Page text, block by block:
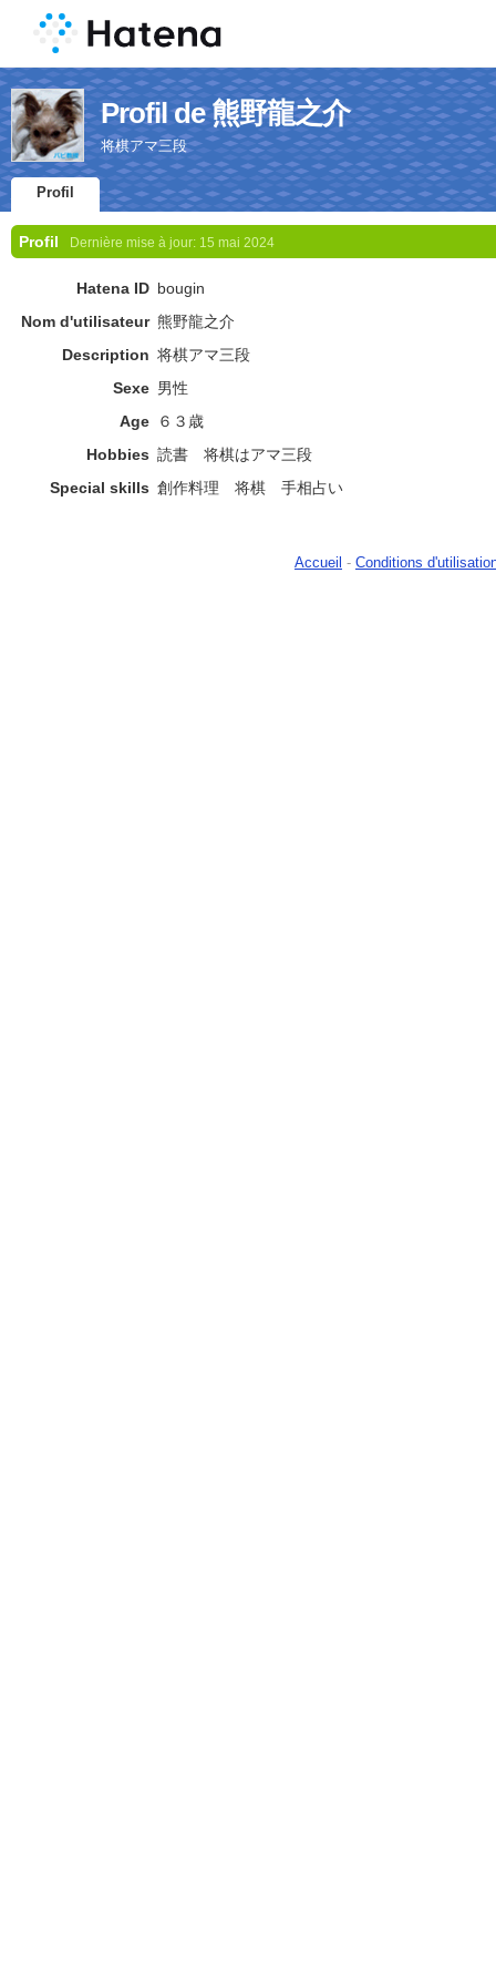
Profil de 熊野龍之介
将棋アマ三段
Profil
Profil Dernière mise à jour: 15 mai 2024
Hatena ID bougin
Nom d'utilisateur 熊野龍之介
Description 将棋アマ三段
Sexe 男性
Age
６３歳
Hobbies 読書 将棋はアマ三段
Special skills 創作料理 将棋 手相占い
Accueil - Conditions